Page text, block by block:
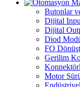
Butonlar
Dijital
Dijital
Diod
FO
Gerilim
Motor